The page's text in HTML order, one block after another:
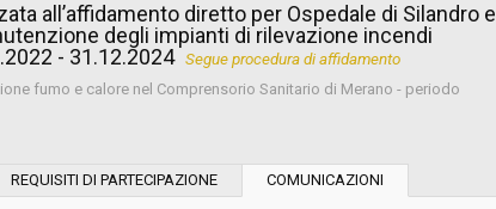
all’affidamento diretto per Ospedale di Silandro e
degli impianti di rilevazione incendi
- 31.12.2024 Segue procedura di affidamento
fumo e calore nel Comprensorio Sanitario di Merano - periodo
REQUISITI DI PARTECIPAZIONE COMUNICAZIONI